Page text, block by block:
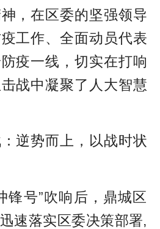
，在区委的坚强领导
工作、全面动员代表
疫一线，切实在打响
战中凝聚了人大智慧
势而上，以战时状
号”吹响后，鼎城区
速落实区委决策部署,